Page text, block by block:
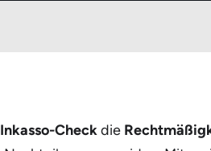
Inkasso-Checkdie